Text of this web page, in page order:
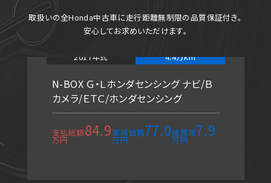
取扱いの全Honda中古車に走行距離無制限の品質保証付き。
安心してお求めいただけます。
2017年式 4.4万km
N-BOX Ｇ・Ｌホンダセンシング ナビ/Ｂ
カメラ/ＥＴＣ/ホンダセンシング
支払総額84.9
万円
車両価格77.0
万円
諸費用7.9
万円